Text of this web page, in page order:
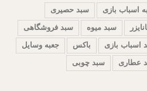
اسباب بازی
سبد حصیری
سبد میوه
سبد فروشگاهی
اسباب بازی
باکس
جعبه وسایل
عطاری
سبد چوبی